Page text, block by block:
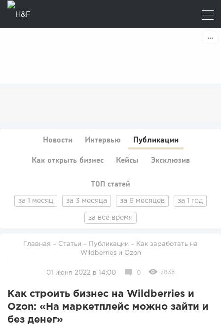
Новости Интервью Публикации
Как открыть бизнес Кейсы Эксклюзив
ТОП статей
за 1 месяц за 3 месяца за 6 месяцев за 1 год
за все время
Главная – Статьи – Публикации
Wildberries и Ozon
01 июня 2022 в 14:00 0 7835
Как строить бизнес на Wildberries и
Ozon: «На маркетплейс можно зайти и
без денег»